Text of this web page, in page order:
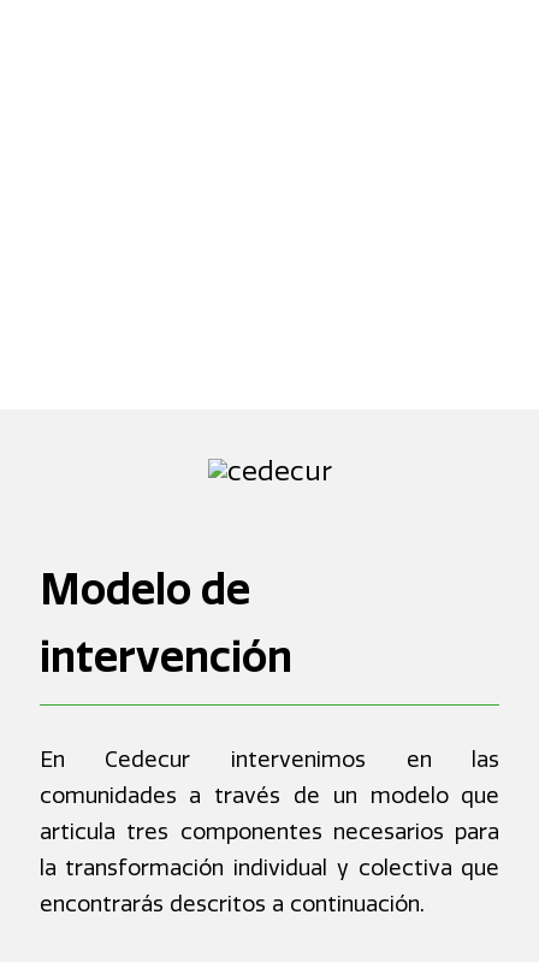
Modelo de
intervención
En Cedecur intervenimos en las
comunidades a través de un modelo que
articula tres componentes necesarios para
la transformación individual y colectiva que
encontrarás descritos a continuación.